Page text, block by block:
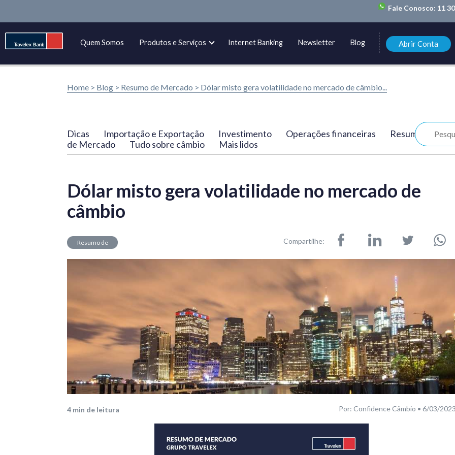
Fale Conosco: 11
Quem Somos Produtos e Serviços Internet Banking Newsletter Blog Abrir Conta
Home > Blog > Resumo de Mercado > Dólar misto gera volatilidade no mercado de câmbio...
Dicas Importação e Exportação Investimento Operações financeiras
Resumo
de Mercado
Tudo sobre câmbio Mais lidos
Dólar misto gera volatilidade no mercado de
câmbio
Resumo de
Compartilhe:
4 min de leitura Por: Confidence Câmbio • 6/03/